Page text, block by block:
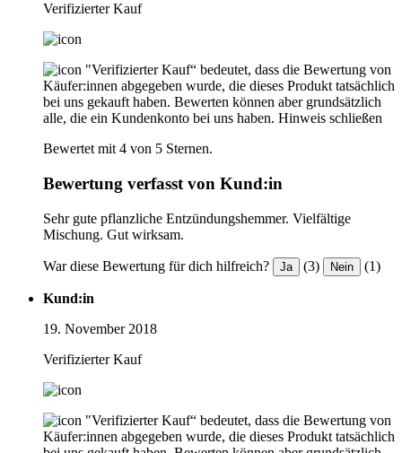
Verifizierter Kauf
"Verifizierter Kauf“ bedeutet, dass die Bewertung von
Käufer:innen abgegeben wurde, die dieses Produkt tatsächlich
bei uns gekauft haben. Bewerten können aber grundsätzlich
alle, die ein Kundenkonto bei uns haben. Hinweis schließen
Bewertet mit 4 von 5 Sternen.
Bewertung verfasst von Kund:in
Sehr gute pflanzliche Entzündungshemmer. Vielfältige
Mischung. Gut wirksam.
War diese Bewertung für dich hilfreich? Ja (3) Nein (1)
Kund:in
19. November 2018
Verifizierter Kauf
"Verifizierter Kauf“ bedeutet, dass die Bewertung von
Käufer:innen abgegeben wurde, die dieses Produkt tatsächlich